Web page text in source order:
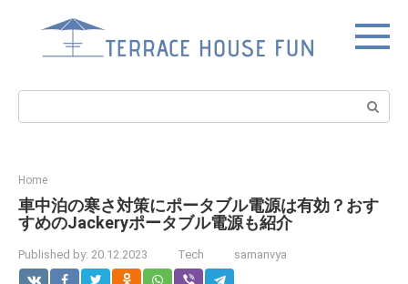
Search:
Home
車中泊の寒さ対策にポータブル電源は有効？おす
すめのJackeryポータブル電源も紹介
Published by: 20.12.2023 Tech samanvya